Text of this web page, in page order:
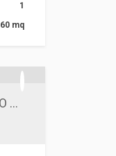
1
60 mq
—————- VENDUTA——–QUATTRO VANI ZONA MACCHIA GIALLA CON POSSIBILITA’ DI BOX